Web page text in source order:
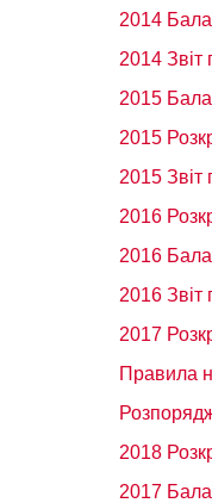
2014
2014 Звіт
2015
2015
2015 Звіт
2016
2016
2016 Звіт
2017
Правила
2018
2017